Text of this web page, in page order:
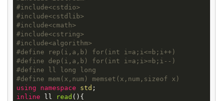
#include<cstdio>
#include<cstdlib>
#include<cmath>
#include<cstring>
#include<algorithm>
#define rep(i,a,b) for(int i=a;i<=b;i++)
#define dep(i,a,b) for(int i=a;i>=b;i--)
#define ll long long
#define mem(x,num) memset(x,num,sizeof x)
using
namespace std
inline ll read () {